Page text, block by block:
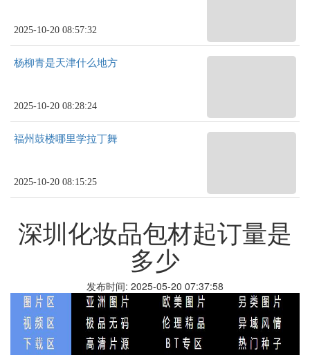
2025-10-20 08:57:32
杨柳青是天津什么地方
2025-10-20 08:28:24
福州鼓楼哪里学拉丁舞
2025-10-20 08:15:25
深圳化妆品包材起订量是
多少
发布时间: 2025-05-20 07:37:58